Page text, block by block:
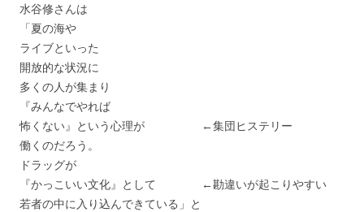
水谷修さんは
「夏の海や
ライブといった
開放的な状況に
多くの人が集まり
『みんなでやれば
怖くない』という心理が ←集団ヒステリー
働くのだろう。
ドラッグが
『かっこいい文化』として ←勘違いが起こりやすい
若者の中に入り込んできている」と